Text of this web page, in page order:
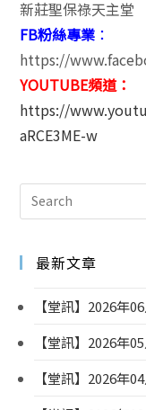
新莊聖保祿天主堂
FB粉絲專業 ：
https://
YOUTUBE頻道：
https://
aRCE3ME-w
最新文章
【堂訊】2026年
【堂訊】2026年
【堂訊】2026年